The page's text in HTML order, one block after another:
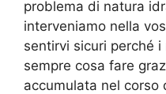
problema di natura
interveniamo nella
sentirvi sicuri perché
sempre cosa fare
accumulata nel corso